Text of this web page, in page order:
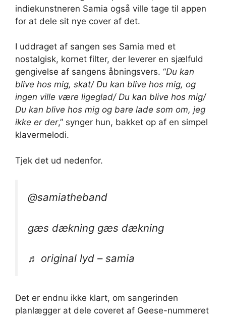
indiekunstneren Samia også ville tage til appen
for at dele sit nye cover af det.
I uddraget af sangen ses Samia med et
nostalgisk, kornet filter, der leverer en sjælfuld
gengivelse af sangens åbningsvers. “Du kan
blive hos mig, skat/ Du kan blive hos mig, og
ingen ville være ligeglad/ Du kan blive hos mig/
Du kan blive hos mig og bare lade som om, jeg
ikke er der,” synger hun, bakket op af en simpel
klavermelodi.
Tjek det ud nedenfor.
@samiatheband
gæs dækning gæs dækning
♬ original lyd – samia
Det er endnu ikke klart, om sangerinden
planlægger at dele coveret af Geese-nummeret